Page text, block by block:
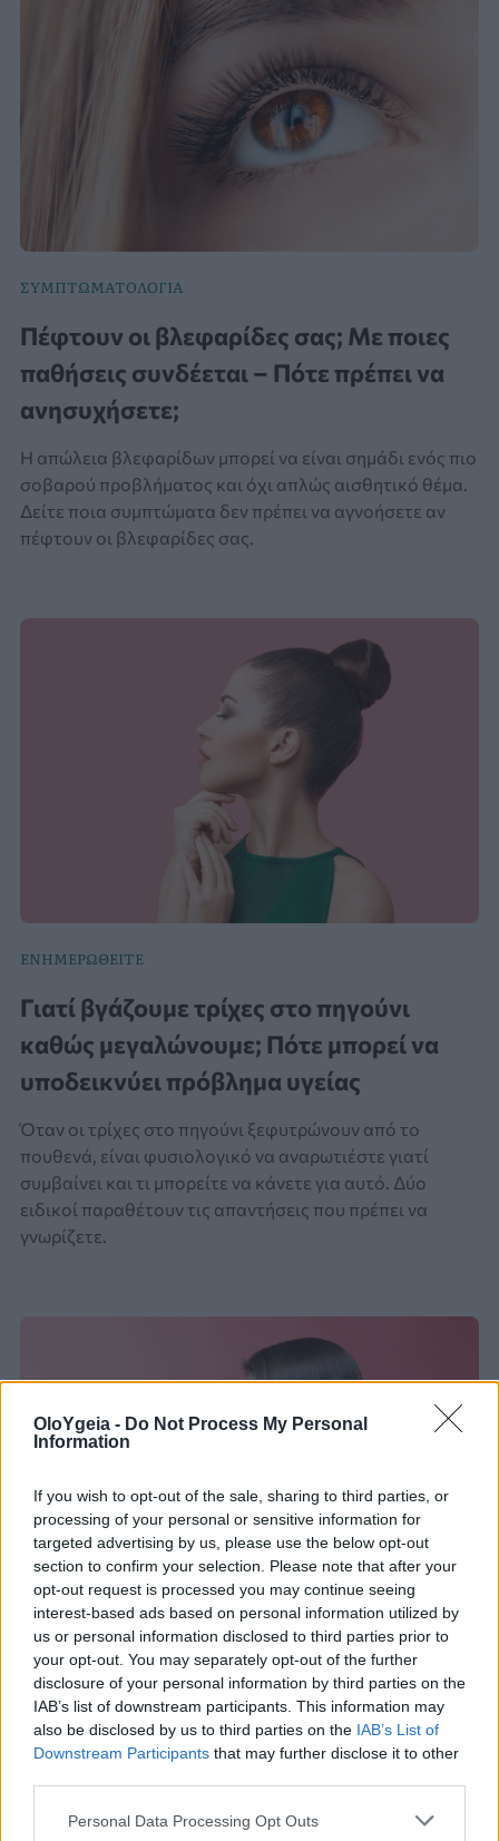
OloYgeia - Do Not Process My Personal
Information
If you wish to opt-out of the sale, sharing to third parties, or
processing of your personal or sensitive information for
targeted advertising by us, please use the below opt-out
section to confirm your selection. Please note that after your
opt-out request is processed you may continue seeing
interest-based ads based on personal information utilized by
us or personal information disclosed to third parties prior to
your opt-out. You may separately opt-out of the further
disclosure of your personal information by third parties on the
IAB’s list of downstream participants. This information may
also be disclosed by us to third parties on the IAB’s List of
Downstream Participants that may further disclose it to other
Personal Data Processing Opt Outs
ΣΥΜΠΤΩΜΑΤΟΛΟΓΙΑ
Πέφτουν οι βλεφαρίδες σας; Με ποιες
παθήσεις συνδέεται – Πότε πρέπει να
ανησυχήσετε;
Η απώλεια βλεφαρίδων μπορεί να είναι σημάδι ενός πιο
σοβαρού προβλήματος και όχι απλώς αισθητικό θέμα.
Δείτε ποια συμπτώματα δεν πρέπει να αγνοήσετε αν
πέφτουν οι βλεφαρίδες σας.
ΕΝΗΜΕΡΩΘΕΙΤΕ
Γιατί βγάζουμε τρίχες στο πηγούνι
καθώς μεγαλώνουμε; Πότε μπορεί να
υποδεικνύει πρόβλημα υγείας
Όταν οι τρίχες στο πηγούνι ξεφυτρώνουν από το
πουθενά, είναι φυσιολογικό να αναρωτιέστε γιατί
συμβαίνει και τι μπορείτε να κάνετε για αυτό. Δύο
ειδικοί παραθέτουν τις απαντήσεις που πρέπει να
γνωρίζετε.
ΛΑΜΠΕΡΑ ΚΑΙ ΔΥΝΑΤΑ ΜΑΛΛΙΑ
«Γιατί δεν μακραίνουν τα μαλλιά μου;» –
Τι συμβουλεύουν οι ειδικοί για όμορφα
και υγιή μαλλιά
Γιατί κάποιοι μπορούν να έχουν μακριά και μεταξένια